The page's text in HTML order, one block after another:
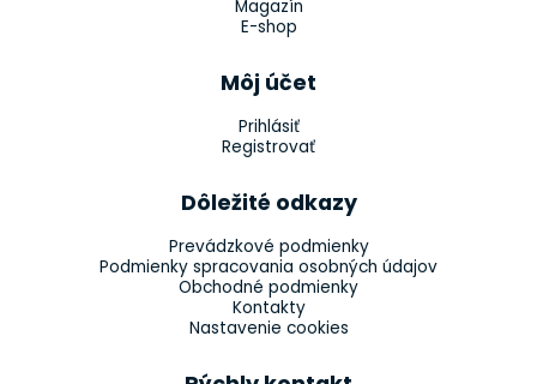
Magazín
E-shop
Môj účet
Prihlásiť
Registrovať
Dôležité odkazy
Prevádzkové podmienky
Podmienky spracovania osobných údajov
Obchodné podmienky
Kontakty
Nastavenie cookies